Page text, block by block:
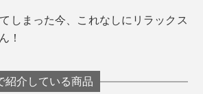
しまった今、これなしにリラックス
！
紹介している商品